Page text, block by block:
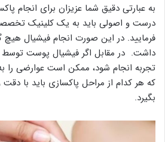
به عبارتی دقیق شما عزیزان برای انجام
درست و اصولی باید به یک کلینیک
فرمایید. در این صورت انجام فیشیال هیچ
داشت. در مقابل اگر فیشیال پوست توسط
تجربه انجام شود، ممکن است عوارضی را
که هر کدام از مراحل پاکسازی باید با
بگیرد.